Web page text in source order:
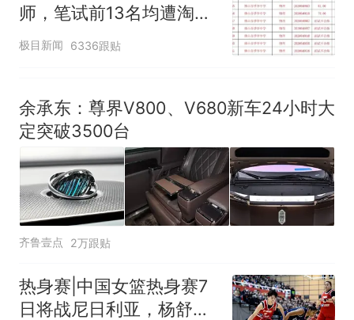
人生
师，笔试前13名均遭淘
汰？教育局：已叫停招
聘，成立调查组全面核查
极目新闻 6336跟贴
余承东：尊界V800、V680新车24小时大
定突破3500台
齐鲁壹点 2万跟贴
热身赛|中国女篮热身赛7
日将战尼日利亚，杨舒予